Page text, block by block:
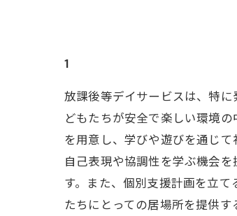
1
放課後等デイサービスは、特
どもたちが安全で楽しい環境
を用意し、学びや遊びを通じ
自己表現や協調性を学ぶ機会
す。また、個別支援計画を立
たちにとっての居場所を提供